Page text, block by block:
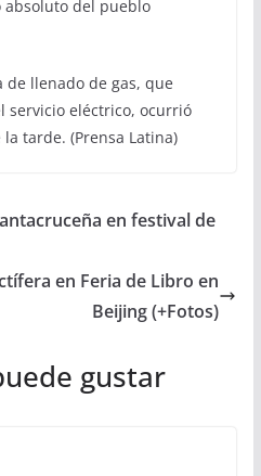
absoluto del pueblo
de llenado de gas, que
servicio eléctrico, ocurrió
tarde. (Prensa Latina)
en festival de
en Feria de Libro en
Beijing (+Fotos)
gustar